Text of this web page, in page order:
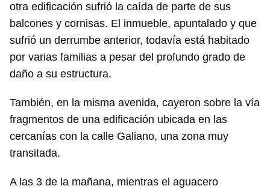
otra edificación sufrió la caída de parte de sus
balcones y cornisas. El inmueble, apuntalado y que
sufrió un derrumbe anterior, todavía está habitado
por varias familias a pesar del profundo grado de
daño a su estructura.
También, en la misma avenida, cayeron sobre la vía
fragmentos de una edificación ubicada en las
cercanías con la calle Galiano, una zona muy
transitada.
A las 3 de la mañana, mientras el aguacero